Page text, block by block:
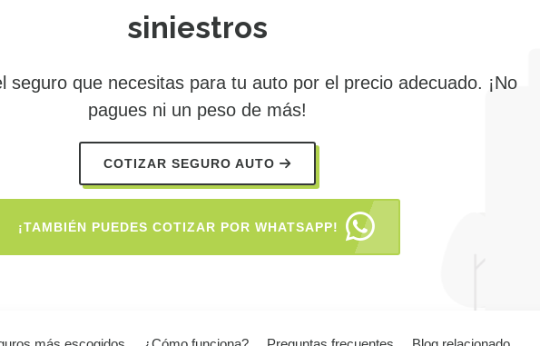
siniestros
seguro que necesitas para tu auto por el precio adecuado. ¡No
pagues ni un peso de más!
COTIZAR SEGURO AUTO
¡TAMBIÉN PUEDES COTIZAR POR WHATSAPP!